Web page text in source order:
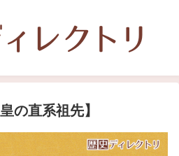
の直系祖先】